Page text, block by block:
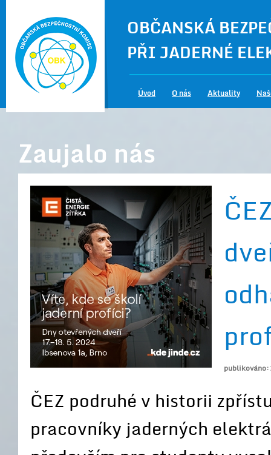
OBČANSKÁ
PŘI JADERNÉ
Úvod O nás Aktuality
Zaujalo nás
publikováno:
ČEZ podruhé v historii
pracovníky jaderných